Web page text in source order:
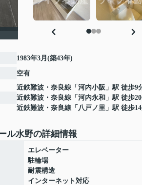
1983年3月(築43年)
空有
近鉄難波・奈良線 「 河内小阪 」駅 徒歩9
近鉄難波・奈良線 「 河内永和 」駅 徒歩
近鉄難波・奈良線 「 八戸ノ里 」駅 徒歩
ル水野の詳細情報
エレベーター
駐輪場
耐震構造
インターネット対応